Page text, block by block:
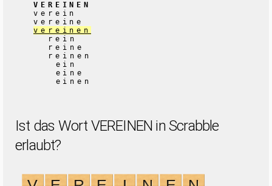
VEREINEN
verein
vereine
vereinen
rein
reine
reinen
ein
eine
einen
Ist das Wort VEREINEN in Scrabble
erlaubt?